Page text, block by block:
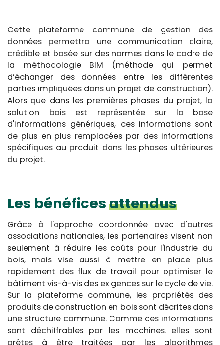
Cette plateforme commune de gestion des
données permettra une communication claire,
crédible et basée sur des normes dans le cadre de
la méthodologie BIM (méthode qui permet
d’échanger des données entre les différentes
parties impliquées dans un projet de construction).
Alors que dans les premières phases du projet, la
solution bois est représentée sur la base
d'informations génériques, ces informations sont
de plus en plus remplacées par des informations
spécifiques au produit dans les phases ultérieures
du projet.
Les bénéficesattendus
Grâce à l'approche coordonnée avec d'autres
associations nationales, les partenaires visent non
seulement à réduire les coûts pour l'industrie du
bois, mais vise aussi à mettre en place plus
rapidement des flux de travail pour optimiser le
bâtiment vis-à-vis des exigences sur le cycle de vie.
Sur la plateforme commune, les propriétés des
produits de construction en bois sont décrites dans
une structure commune. Comme ces informations
sont déchiffrables par les machines, elles sont
prêtes à être traitées par les algorithmes